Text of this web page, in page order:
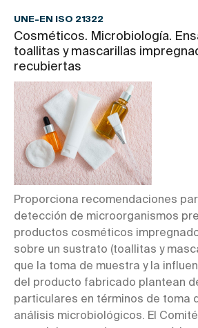
UNE-EN ISO 21322
Cosméticos. Microbiología.
toallitas y mascarillas
recubiertas
Proporciona recomendaciones
detección de microorganismos
productos cosméticos
sobre un sustrato (toallitas y
que la toma de muestra y la
del producto fabricado plantean
particulares en términos de toma
análisis microbiológicos. El